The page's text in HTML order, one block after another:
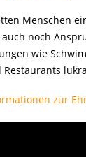
Menschen
noch
wie
zur